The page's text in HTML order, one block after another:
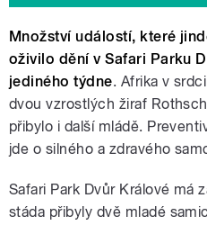
Množství událostí, které
oživilo dění v Safari Parku
jediného týdne. Afrika v
dvou vzrostlých žiraf
přibylo i další mládě.
jde o silného a zdravého
Safari Park Dvůr Králové má
stáda přibyly dvě mladé